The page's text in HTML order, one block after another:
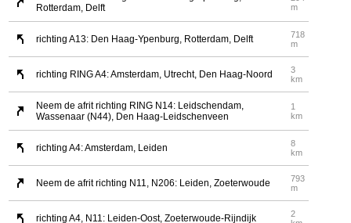
Rotterdam, Delft
m
richting A13: Den Haag-Ypenburg, Rotterdam, Delft
718
m
richting RING A4: Amsterdam, Utrecht, Den Haag-Noord
3
km
Neem de afrit richting RING N14: Leidschendam,
Wassenaar (N44), Den Haag-Leidschenveen
1
km
richting A4: Amsterdam, Leiden
8
km
Neem de afrit richting N11, N206: Leiden, Zoeterwoude
793
m
richting A4, N11: Leiden-Oost, Zoeterwoude-Rijndijk
2